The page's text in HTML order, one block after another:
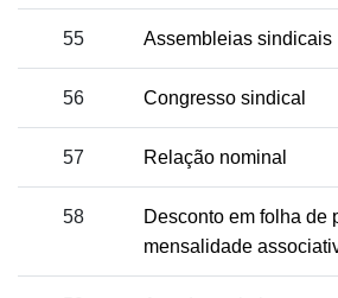
55 Assembleias sindicais
56 Congresso sindical
57 Relação nominal
58
Desconto em folha de
mensalidade